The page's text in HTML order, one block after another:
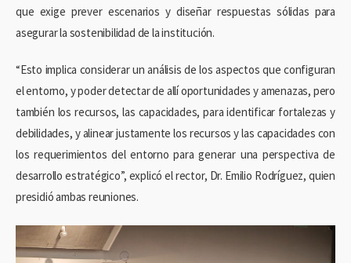
que exige prever escenarios y diseñar respuestas sólidas para
asegurar la sostenibilidad de la institución.
“Esto implica considerar un análisis de los aspectos que configuran
el entorno, y poder detectar de allí oportunidades y amenazas, pero
también los recursos, las capacidades, para identificar fortalezas y
debilidades, y alinear justamente los recursos y las capacidades con
los requerimientos del entorno para generar una perspectiva de
desarrollo estratégico”, explicó el rector, Dr. Emilio Rodríguez, quien
presidió ambas reuniones.